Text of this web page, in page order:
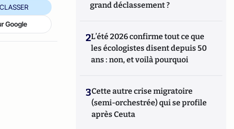
CLASSER
Google
grand déclassement ?
2L’été 2026 confirme tout ce que
les écologistes disent depuis 50
ans : non, et voilà pourquoi
3Cette autre crise migratoire
(semi-orchestrée) qui se profile
après Ceuta